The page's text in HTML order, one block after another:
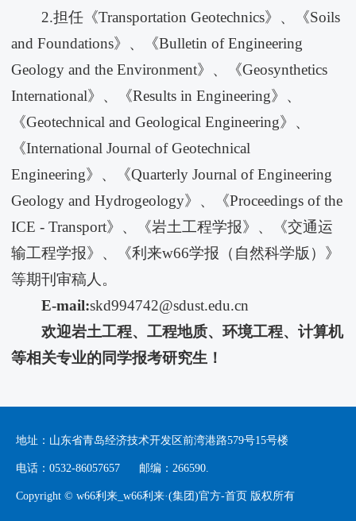
2.担任《Transportation Geotechnics》、《Soils
and Foundations》、《Bulletin of Engineering
Geology and the Environment》、《Geosynthetics
International》、《Results in Engineering》、
《Geotechnical and Geological Engineering》、
《International Journal of Geotechnical
Engineering》、《Quarterly Journal of Engineering
Geology and Hydrogeology》、《Proceedings of the
ICE - Transport》、《岩土工程学报》、《交通运
输工程学报》、《利来w66学报（自然科学版）》
等期刊审稿人。
E-mail:skd994742@sdust.edu.cn
欢迎岩土工程、工程地质、环境工程、计算机
等相关专业的同学报考研究生！
地址：山东省青岛经济技术开发区前湾港路579号15号楼
电话：0532-86057657 邮编：266590.
Copyright © w66利来_w66利来·(集团)官方-首页 版权所有